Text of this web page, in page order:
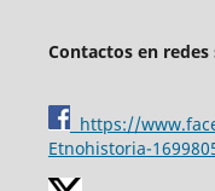
Contactos en redes
https://
Etnohistoria-